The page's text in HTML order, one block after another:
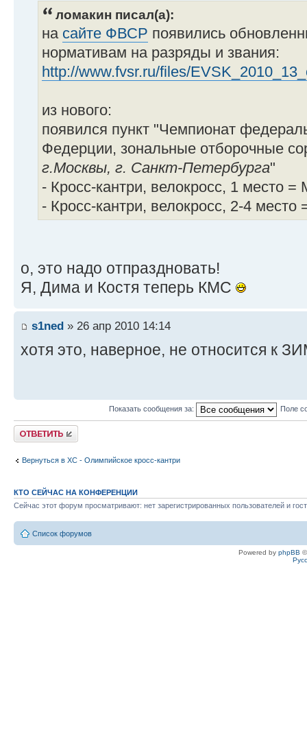
ломакин писал(а):
на сайте ФВСР появились
нормативам на разряды и звания:
http://www.fvsr.ru/files/
из нового:
появился пункт "Чемпионат
Федерции, зональные отборочные
г.Москвы, г. Санкт-Петербурга"
- Кросс-кантри, велокросс, 1 место =
- Кросс-кантри, велокросс, 2-4
о, это надо отпраздновать!
Я, Дима и Костя теперь КМС
s1ned » 26 апр 2010 14:14
хотя это, наверное, не относится к
Показать сообщения за: Поле
Ответить
Вернуться в XC - Олимпийское кросс-кантри
КТО СЕЙЧАС НА КОНФЕРЕНЦИИ
Сейчас этот форум просматривают: нет зарегистрированных пользователей и
Список форумов
Powered by phpBB